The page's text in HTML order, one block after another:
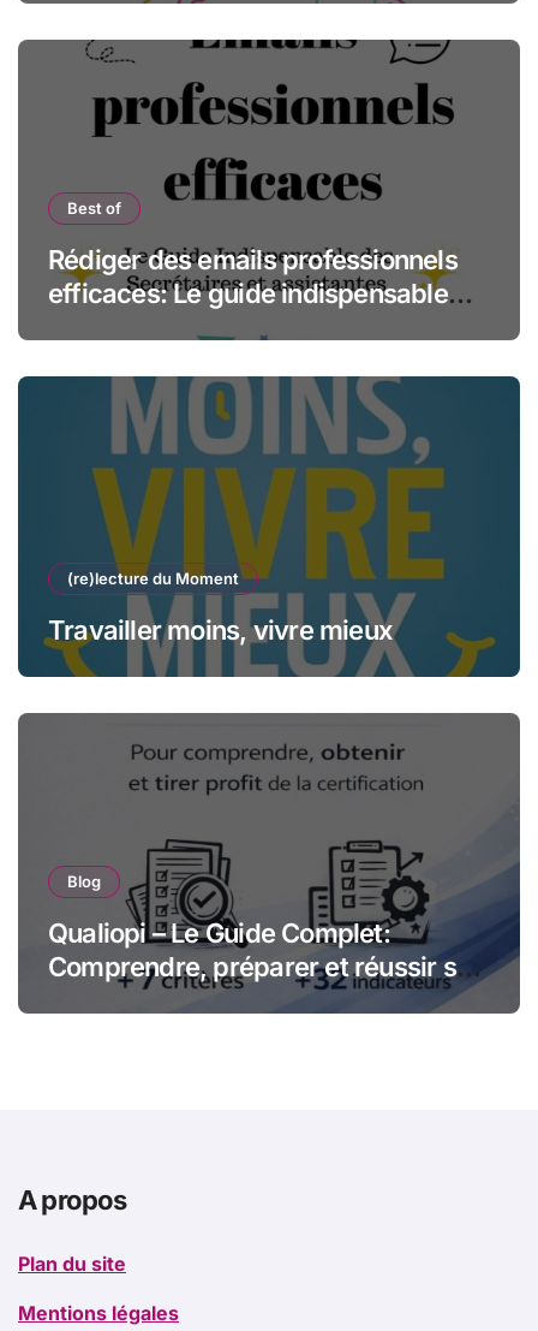
Best of
Rédiger des emails professionnels
efficaces: Le guide indispensable
des assistantes et secrétaires
(re)lecture du Moment
Travailler moins, vivre mieux
Blog
Qualiopi – Le Guide Complet:
Comprendre, préparer et réussir sa
A propos
Plan du site
Mentions légales